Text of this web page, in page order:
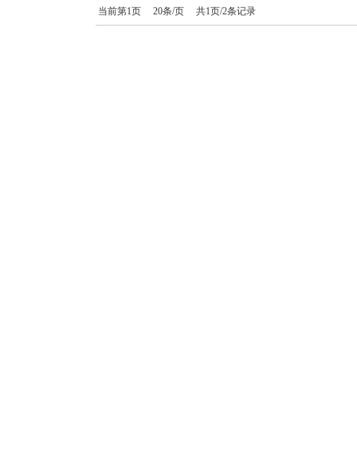
当前第1页 20条/页 共1页/2条记录